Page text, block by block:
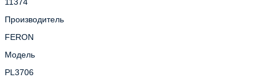
Производитель
FERON
Модель
PL3706